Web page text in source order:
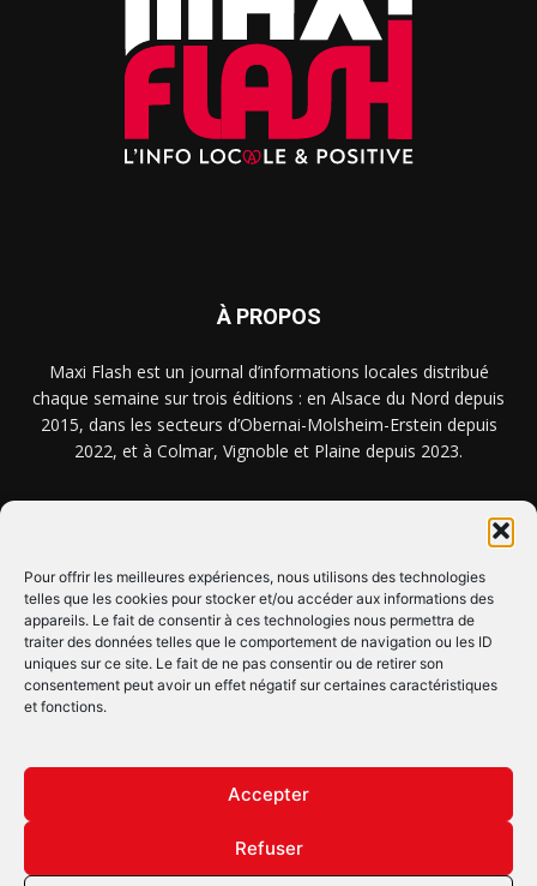
Pour offrir les meilleures expériences, nous utilisons des technologies
telles que les cookies pour stocker et/ou accéder aux informations des
appareils. Le fait de consentir à ces technologies nous permettra de
traiter des données telles que le comportement de navigation ou les ID
uniques sur ce site. Le fait de ne pas consentir ou de retirer son
consentement peut avoir un effet négatif sur certaines caractéristiques
et fonctions.
Accepter
Refuser
À PROPOS
Maxi Flash est un journal d’informations locales distribué
chaque semaine sur trois éditions : en Alsace du Nord depuis
2015, dans les secteurs d’Obernai-Molsheim-Erstein depuis
2022, et à Colmar, Vignoble et Plaine depuis 2023.
CLIQUEZ ICI !
SUIVEZ-NOUS !
© Copyright © 2022 Maxi Flash